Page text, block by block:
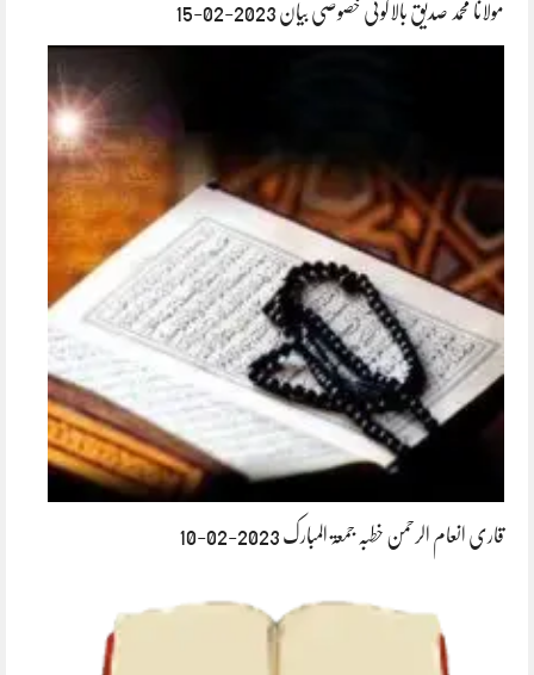
مولانا محمد صدیق بالاکوٹی خصوصی بیان 2023-02-15
قاری انعام الرحمن خطبہ جمعۃ المبارک 2023-02-10